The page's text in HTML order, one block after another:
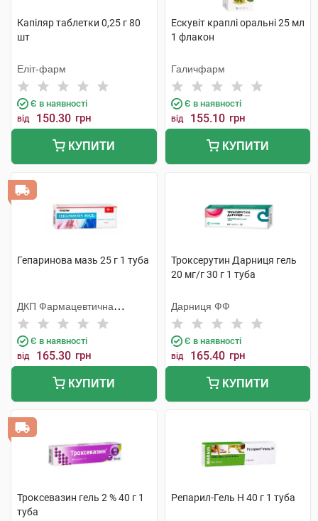
Капіляр таблетки 0,25 г 80
шт
Еліт-фарм
Є в наявності
від 150.30 грн
КУПИТИ
Ескувіт краплі оральні 25 мл
1 флакон
Галичфарм
Є в наявності
від 155.10 грн
КУПИТИ
Гепаринова мазь 25 г 1 туба
ДКП Фармацевтична
фабрика
Є в наявності
від 165.30 грн
КУПИТИ
Троксерутин Дарниця гель
20 мг/г 30 г 1 туба
Дарниця ФФ
Є в наявності
від 165.40 грн
КУПИТИ
Троксевазин гель 2 % 40 г 1
туба
Репарил-Гель Н 40 г 1 туба